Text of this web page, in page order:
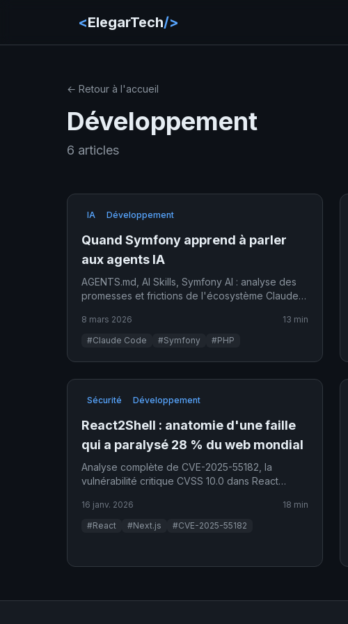
<ElegarTech/>
← Retour à l'accueil
Développement
6 articles
IA Développement
Quand Symfony apprend à parler
aux agents IA
AGENTS.md, AI Skills, Symfony AI : analyse des
promesses et frictions de l'écosystème Claude
8 mars 2026
13 min
#Claude Code
#Symfony #PHP
Sécurité Développement
React2Shell : anatomie d'une faille
qui a paralysé 28 % du web mondial
Analyse complète de CVE-2025-55182, la
vulnérabilité critique CVSS 10.0 dans React
majeure de cybersécurité.
16 janv. 2026
18 min
#React
#Next.js #CVE-2025-55182